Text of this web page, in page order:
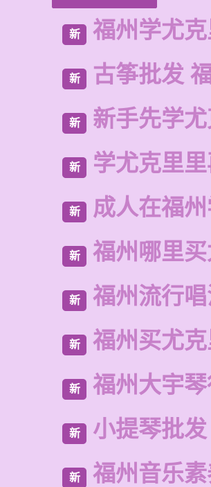
新 福州学尤
新 古筝批发
新 新手先学
新 学尤克里
新 成人在福
新 福州哪里
新 福州流行
新 福州买尤
新 福州大宇
新 小提琴批
新 福州音乐